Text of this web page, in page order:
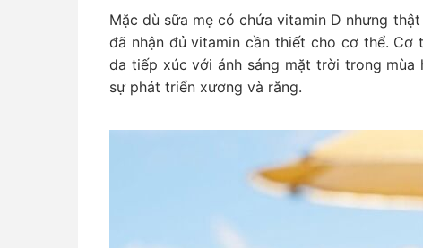
Mặc dù sữa mẹ có chứa vitamin D nhưng
đã nhận đủ vitamin cần thiết cho cơ thể. Cơ
da tiếp xúc với ánh sáng mặt trời trong mùa
sự phát triển xương và răng.